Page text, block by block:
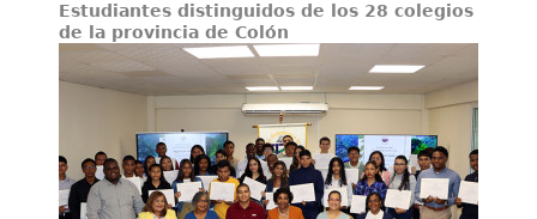
Servicios
Estudiantes distinguidos de los 28 colegios
de la provincia de Colón